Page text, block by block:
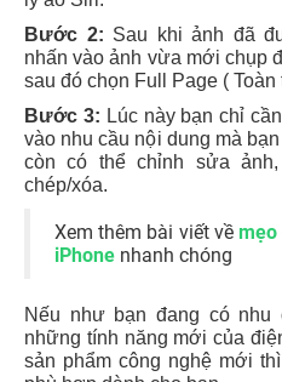
Xem thêm bài viết về
iPhonenhanh chóng
Nếu như bạn đang có nhu
những tính năng mới của
sản phẩm công nghệ mới
phù hợp dành cho bạn.
Apple tại Việt Nam,
thoại, các sản phẩm, linh
Ngoài ra cửa hàng
sách khuyến mãi, trợ giá
cho khách hàng sử dụng